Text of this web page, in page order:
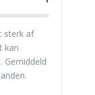
sterk af
kan
Gemiddeld